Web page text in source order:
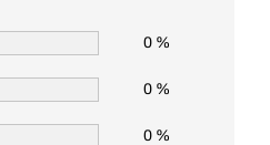
0 %
0 %
0 %